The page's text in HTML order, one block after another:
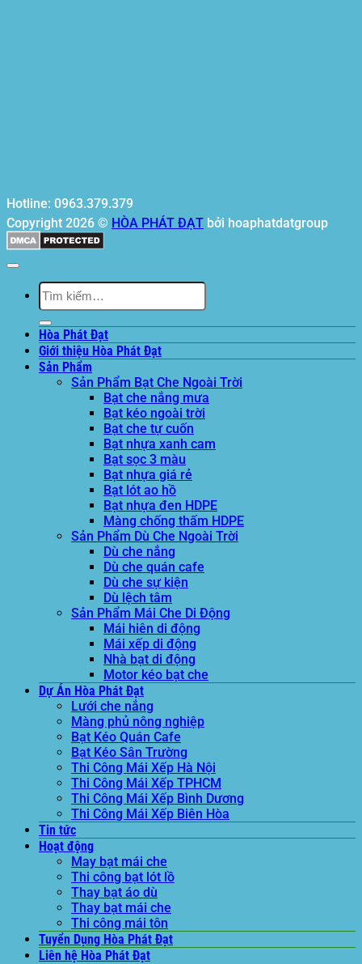
Hotline: 0963.379.379
Copyright 2026 © HÒA PHÁT ĐẠT bởi hoaphatdatgroup
Tìm
kiếm:
Hòa Phát Đạt
Giới thiệu Hòa Phát Đạt
Sản Phẩm
Sản Phẩm Bạt Che Ngoài Trời
Bạt che nắng mưa
Bạt kéo ngoài trời
Bạt che tự cuốn
Bạt nhựa xanh cam
Bạt sọc 3 màu
Bạt nhựa giá rẻ
Bạt lót ao hồ
Bạt nhựa đen HDPE
Màng chống thấm HDPE
Sản Phẩm Dù Che Ngoài Trời
Dù che nắng
Dù che quán cafe
Dù che sự kiện
Dù lệch tâm
Sản Phẩm Mái Che Di Động
Mái hiên di động
Mái xếp di động
Nhà bạt di động
Motor kéo bạt che
Dự Án Hòa Phát Đạt
Lưới che nắng
Màng phủ nông nghiệp
Bạt Kéo Quán Cafe
Bạt Kéo Sân Trường
Thi Công Mái Xếp Hà Nội
Thi Công Mái Xếp TPHCM
Thi Công Mái Xếp Bình Dương
Thi Công Mái Xếp Biên Hòa
Tin tức
Hoạt động
May bạt mái che
Thi công bạt lót lồ
Thay bạt áo dù
Thay bạt mái che
Thi công mái tôn
Tuyển Dụng Hòa Phát Đạt
Liên hệ Hòa Phát Đạt